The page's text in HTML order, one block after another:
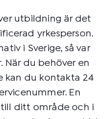
utbildning är det
yrkesperson.
i Sverige, så var
När du behöver en
kan du kontakta 24
En
till ditt område och i